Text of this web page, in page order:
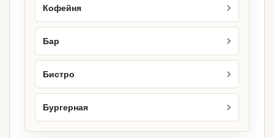
Кофейня
Бар
Бистро
Бургерная